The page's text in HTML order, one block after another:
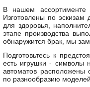
В нашем ассортименте
Изготовлены по эскизам
для здоровья,
этапе производства
обнаружится брак, мы
Подготовьтесь к
есть игрушки - символы
автоматов расположены
по разнообразию